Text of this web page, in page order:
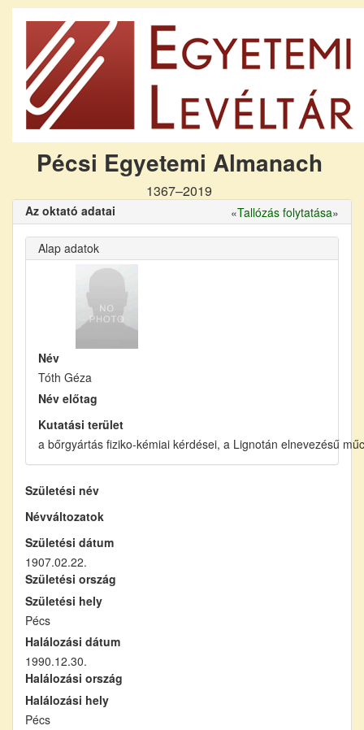
Pécsi Egyetemi Almanach
1367–2019
Az oktató adatai «Tallózás folytatása»
Alap adatok
Név
Tóth Géza
Név előtag
Kutatási terület
a bőrgyártás fiziko-kémiai kérdései, a Lignotán elnevezésű
Születési név
Névváltozatok
Születési dátum
1907.02.22.
Születési ország
Születési hely
Pécs
Halálozási dátum
1990.12.30.
Halálozási ország
Halálozási hely
Pécs